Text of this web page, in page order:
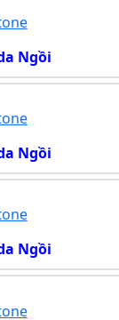
Ngồi
Ngồi
Ngồi